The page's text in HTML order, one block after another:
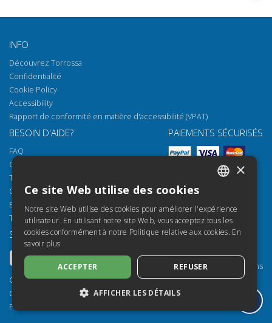
INFO
Découvrez Torrossa
Confidentialité
Cookie Policy
Accessibility
Rapport de conformité en matière d'accessibilité (VPAT)
BESOIN D'AIDE?
FAQ
Comment ouvrir nos documents
Torrossa Reader
Options d'accès
Email: helpdesk@torrossa.com
Tel:
+39 055 5018800
PAIEMENTS SÉCURISÉS
SUIVEZ-NOUS
Copyright 2000-2026
Casalini Libri
P.IVA IT03106600483
NOS RESSOURCES
Torrossa pour Institutions
Torrossa Open
Library Services
SPANISH
FRENCH
ENGLISH
GERMAN
×
Ce site Web utilise des cookies
Notre site Web utilise des cookies pour améliorer l'expérience
utilisateur. En utilisant notre site Web, vous acceptez tous les
cookies conformément à notre Politique relative aux cookies. En
savoir plus
ACCEPTER REFUSER
AFFICHER LES DÉTAILS